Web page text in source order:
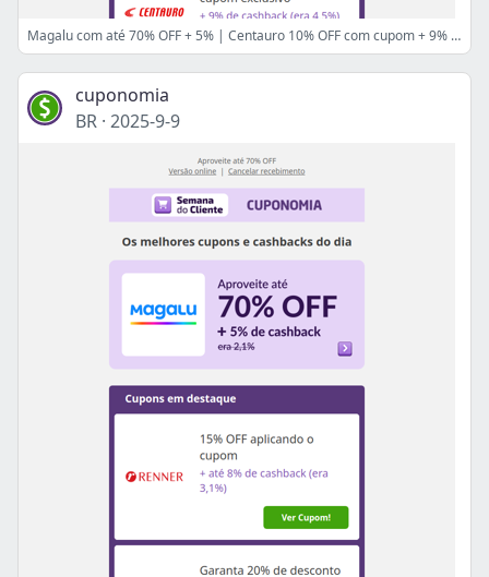
Magalu com até 70% OFF + 5% | Centauro 10% OFF com cupom + 9% | Casas Bahia 40% OFF com cupom + até 10% 😍
cuponomia
BR · 2025-9-9